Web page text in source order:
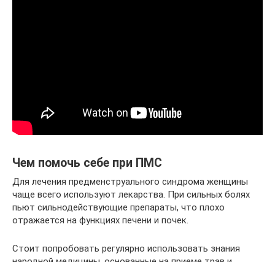
Чем помочь себе при ПМС
Для лечения предменструального синдрома женщины
чаще всего используют лекарства. При сильных болях
пьют сильнодействующие препараты, что плохо
отражается на функциях печени и почек.
Стоит попробовать регулярно использовать знания